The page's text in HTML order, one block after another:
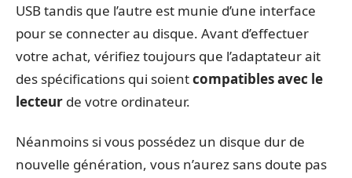
USB tandis que l’autre est munie d’une interface
pour se connecter au disque. Avant d’effectuer
votre achat, vérifiez toujours que l’adaptateur ait
des spécifications qui soientcompatibles avec le
lecteur de votre ordinateur.
Néanmoins si vous possédez un disque dur de
nouvelle génération, vous n’aurez sans doute pas